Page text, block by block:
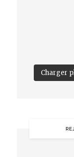
Charger